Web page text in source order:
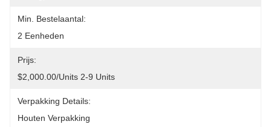
Min. Bestelaantal:
2 Eenheden
Prijs:
$2,000.00/units 2-9 Units
Verpakking Details:
Houten Verpakking